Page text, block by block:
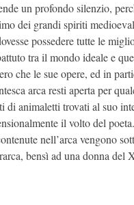
un profondo silenzio,
dei grandi spiriti
possedere tutte le
tra il mondo ideale e
che le sue opere, ed in
arca resti aperta per
di animaletti trovati al suo
il volto del poeta.
nell’arca vengono
bensì ad una donna del